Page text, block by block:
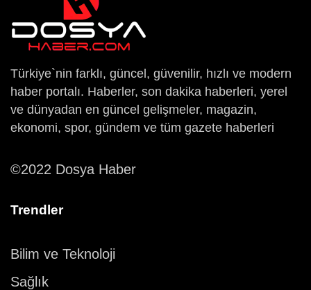
Türkiye`nin farklı, güncel, güvenilir, hızlı ve modern
haber portalı. Haberler, son dakika haberleri, yerel
ve dünyadan en güncel gelişmeler, magazin,
ekonomi, spor, gündem ve tüm gazete haberleri
©2022 Dosya Haber
Trendler
Bilim ve Teknoloji
Sağlık